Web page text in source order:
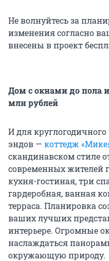
Не волнуйтесь за
изменения согласно
внесены в проект
Дом с окнами до пола
млн рублей
И для
эндов — коттедж
скандинавском стиле
современных жителей
кухня-гостиная, три
гардеробная, ванная
терраса. Планировка
ваших лучших
интерьере. Огромные
наслаждаться
окружающую природу.